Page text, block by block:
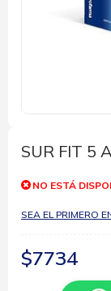
comienzo
de
galería
imágenes
SUR FIT 5
NO ESTÁ
SEA EL PRIMERO
$7734